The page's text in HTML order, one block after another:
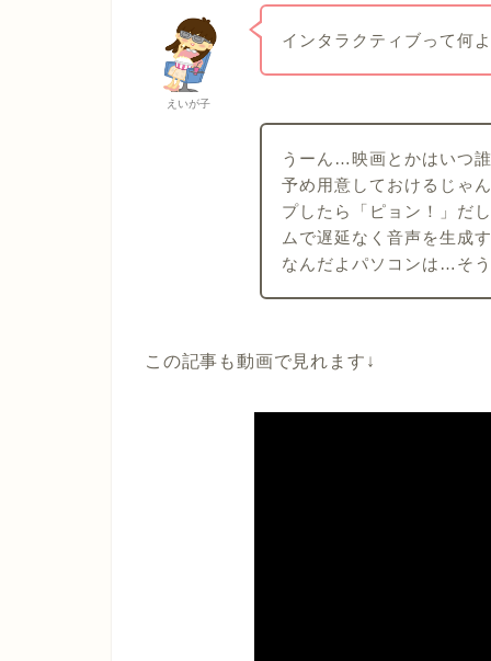
えいが子
インタラクティブって何
うーん…映画とかはいつ
予め用意しておけるじゃ
プしたら「ピョン！」だ
ムで遅延なく音声を生成
なんだよパソコンは…そ
この記事も動画で見れます↓